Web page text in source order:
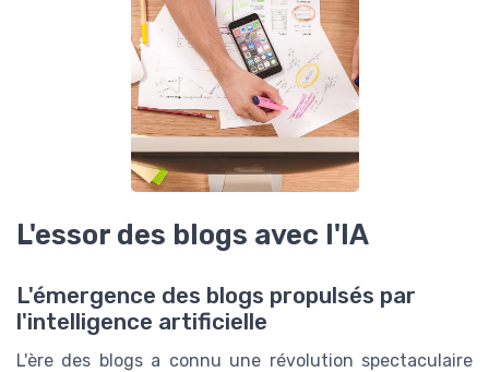
L'essor des blogs avec l'IA
L'émergence des blogs propulsés par
l'intelligence artificielle
L'ère des blogs a connu une révolution spectaculaire